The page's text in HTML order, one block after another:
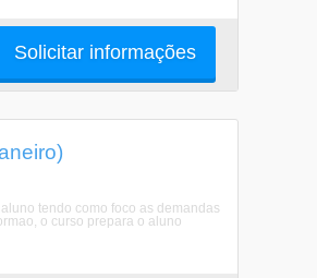
Solicitar informações
tendo como foco as demandas
o curso prepara o aluno